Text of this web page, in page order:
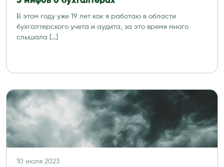
В этом году уже 19 лет как я работаю в области
бухгалтерского учета и аудита, за это время много
слышала […]
10 июля 2023